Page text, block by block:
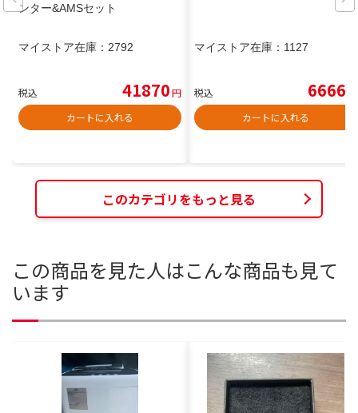
ンター&AMSセット
マイストア在庫： 2792
税込 41870円
カートに入れる
マイストア在庫： 1127
税込 6666
カートに入れる
このカテゴリをもっと見る
この商品を見た人はこんな商品も見て
います